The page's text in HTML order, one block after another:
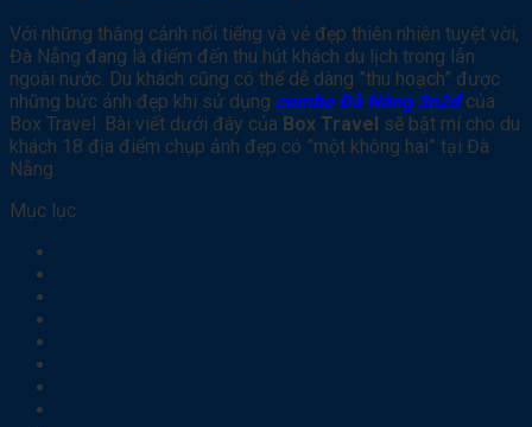
Với những thắng cảnh nổi tiếng và vẻ đẹp thiên nhiên tuyệt vời,
Đà Nẵng đang là điểm đến thu hút khách du lịch trong lẫn
ngoài nước. Du khách cũng có thể dễ dàng ”thu hoạch” được
những bức ảnh đẹp khi sử dụng combo Đà Nẵng 3n2đcủa
Box Travel. Bài viết dưới đây của Box Travel sẽ bật mí cho du
khách 18 địa điểm chụp ảnh đẹp có ”một không hai” tại Đà
Nẵng.
Mục lục